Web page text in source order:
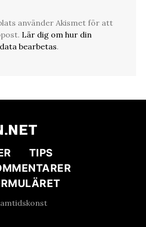
använder Akismet för att
Lär dig om hur din
bearbetas.
TIPS